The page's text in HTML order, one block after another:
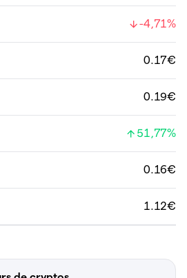
-4,71%
0.17€
0.19€
51,77%
0.16€
1.12€